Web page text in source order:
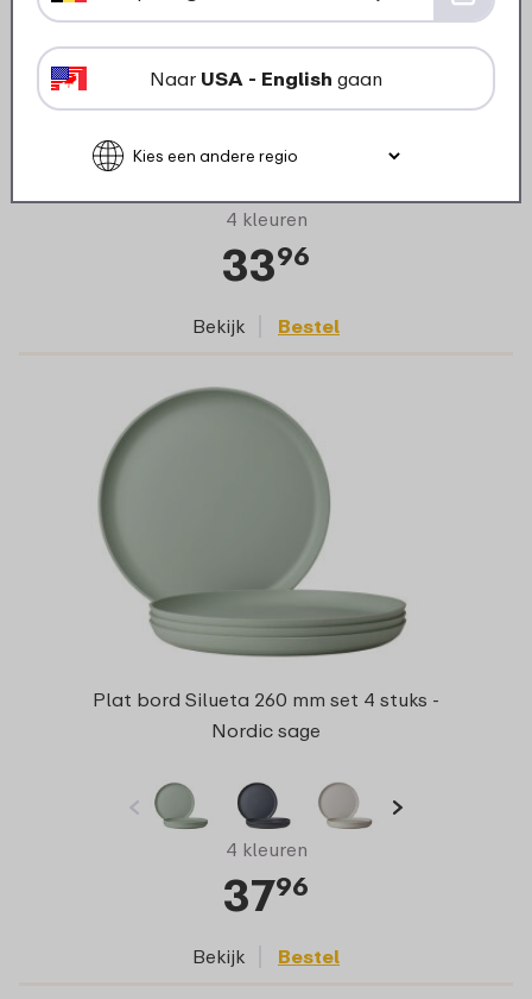
Diep bord Silueta 210 mm set 4 stuks -
4 kleuren
3396
Bekijk Bestel
Plat bord Silueta 260 mm set 4 stuks -
Nordic sage
4 kleuren
3796
Bekijk Bestel
Naar USA - English gaan